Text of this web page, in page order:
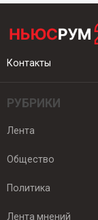
Контакты
РУБРИКИ
Лента
Общество
Политика
Лента мнений